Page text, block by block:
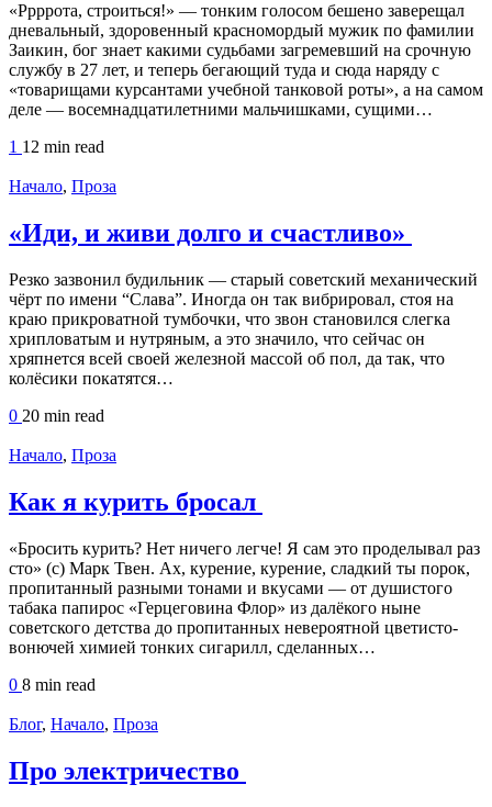
«Ррррота, строиться!» — тонким голосом бешено заверещал
дневальный, здоровенный красномордый мужик по фамилии
Заикин, бог знает какими судьбами загремевший на срочную
службу в 27 лет, и теперь бегающий туда и сюда наряду с
«товарищами курсантами учебной танковой роты», а на самом
деле — восемнадцатилетними мальчишками, сущими…
1 12 min read
Начало, Проза
«Иди, и живи долго и счастливо»
Резко зазвонил будильник — старый советский механический
чёрт по имени “Слава”. Иногда он так вибрировал, стоя на
краю прикроватной тумбочки, что звон становился слегка
хрипловатым и нутряным, а это значило, что сейчас он
хряпнется всей своей железной массой об пол, да так, что
колёсики покатятся…
0 20 min read
Начало, Проза
Как я курить бросал
«Бросить курить? Нет ничего легче! Я сам это проделывал раз
сто» (с) Марк Твен. Ах, курение, курение, сладкий ты порок,
пропитанный разными тонами и вкусами — от душистого
табака папирос «Герцеговина Флор» из далёкого ныне
советского детства до пропитанных невероятной цветисто-
вонючей химией тонких сигарилл, сделанных…
0 8 min read
Блог, Начало, Проза
Про электричество